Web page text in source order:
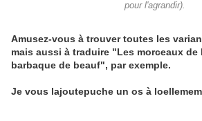
pour l'agrandir).
Amusez-vous à trouver toutes les
mais aussi à traduire "Les morceaux
barbaque de beauf", par exemple.
Je vous lajoutepuche un os à